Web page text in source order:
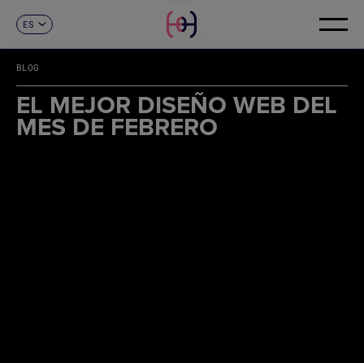
ES
FR
DE
IT
PT
CONTACTO
BLOG
EL MEJOR DISEÑO WEB DEL
MES DE FEBRERO